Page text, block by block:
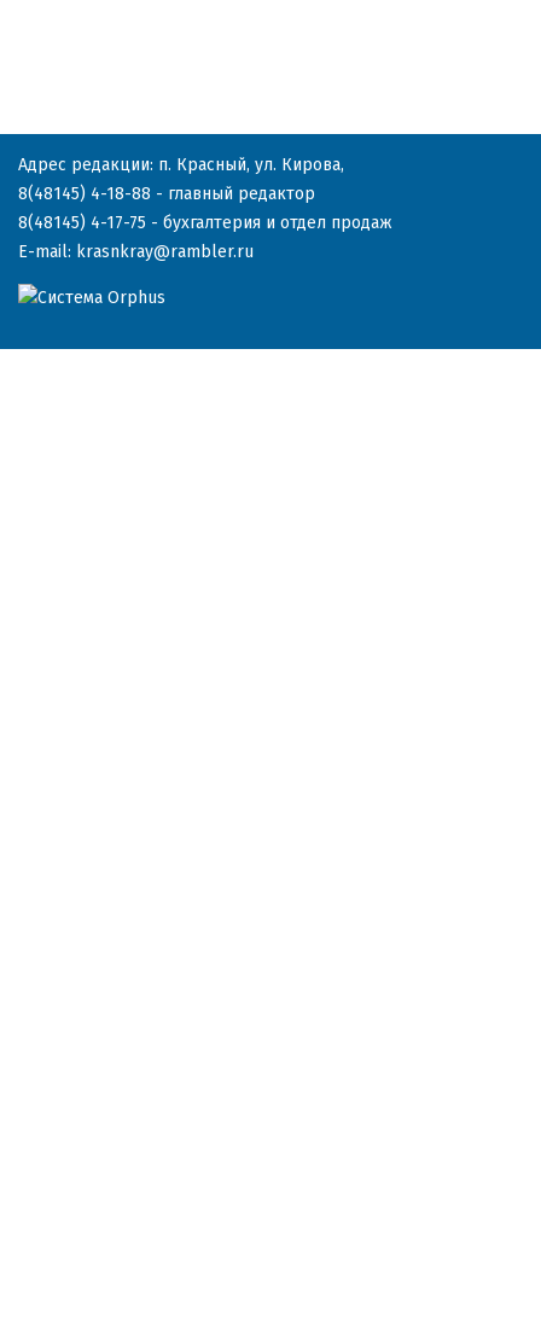
Адрес редакции: п. Красный, ул. Кирова,
8(48145) 4-18-88 - главный редактор
8(48145) 4-17-75 - бухгалтерия и отдел продаж
E-mail: krasnkray@rambler.ru